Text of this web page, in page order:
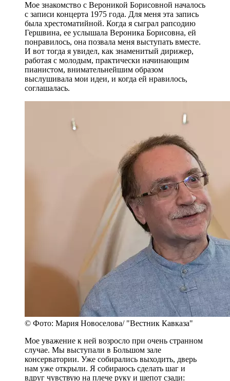
Мое знакомство с Вероникой Борисовной началось
с записи концерта 1975 года. Для меня эта запись
была хрестоматийной. Когда я сыграл рапсодию
Гершвина, ее услышала Вероника Борисовна, ей
понравилось, она позвала меня выступать вместе.
И вот тогда я увидел, как знаменитый дирижер,
работая с молодым, практически начинающим
пианистом, внимательнейшим образом
выслушивала мои идеи, и когда ей нравилось,
соглашалась.
© Фото: Мария Новоселова/ "Вестник Кавказа"
Мое уважение к ней возросло при очень странном
случае. Мы выступали в Большом зале
консерватории. Уже собирались выходить, дверь
нам уже открыли. Я собираюсь сделать шаг и
вдруг чувствую на плече руку и шепот сзади: